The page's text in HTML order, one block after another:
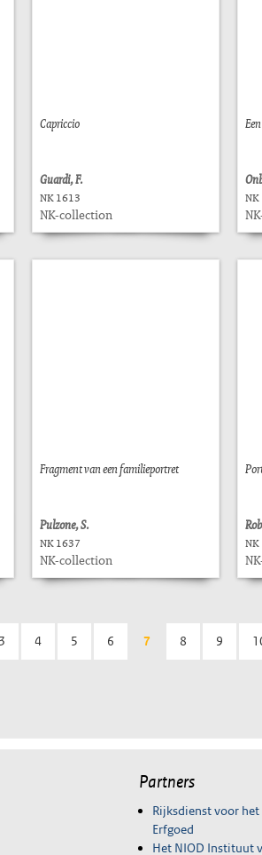
Capriccio
Guardi, F.
NK 1613
NK-collection
Fragment van een familieportret
Pulzone, S.
NK 1637
NK-collection
NK
3 4 5 6 7 8 9
Partners
Rijksdienst voor
Erfgoed
Het NIOD Instituut